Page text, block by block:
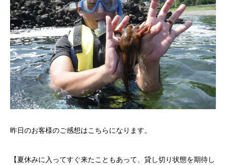
昨日のお客様のご感想はこちらになります。
【夏休みに入ってすぐ来たこともあって、貸し切り状態を期待し